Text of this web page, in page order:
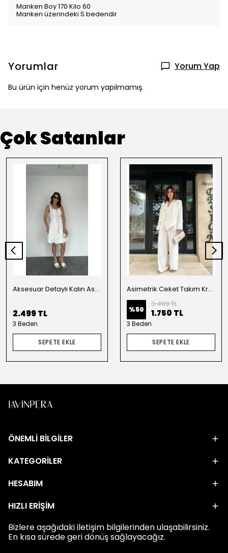
Manken Boy 170 Kilo 60
Manken üzerindeki S bedendir
Yorumlar Yorum Yap
Bu ürün için henüz yorum yapılmamış.
Çok Satanlar
Aksesuar Detaylı Kalın Askılı Elbise Beyaz
2.499 TL
3 Beden
SEPETE EKLE
Asimetrik Ceket Takım Krem
%50
3.499 TL
1.750 TL
3 Beden
SEPETE EKLE
ÖNEMLİ BİLGİLER
KATEGORİLER
HESABIM
HIZLI ERİŞİM
Bizlere aşağıdaki iletişim bilgilerinden ulaşabilirsiniz.
En kısa sürede geri dönüş sağlayacağız.